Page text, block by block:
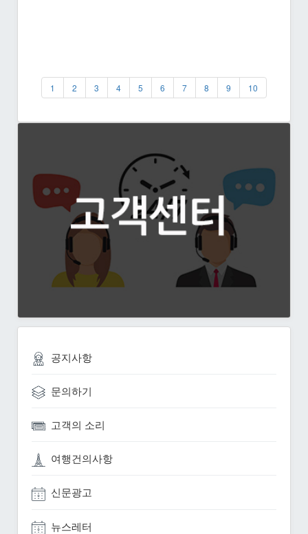
1 2 3 4 5 6 7 8 9 10
공지사항
문의하기
고객의 소리
여행건의사항
신문광고
뉴스레터